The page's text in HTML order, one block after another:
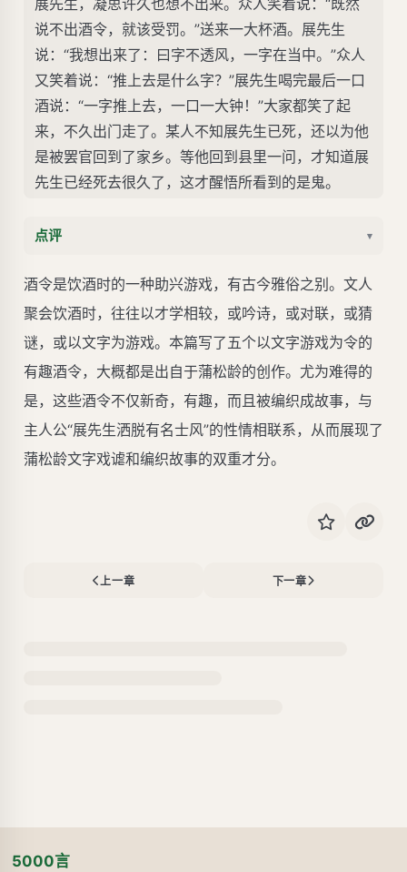
展先生，凝思许久也想不出来。众人笑着说：“既然
说不出酒令，就该受罚。”送来一大杯酒。展先生
说：“我想出来了：曰字不透风，一字在当中。”众人
又笑着说：“推上去是什么字？”展先生喝完最后一口
酒说：“一字推上去，一口一大钟！”大家都笑了起
来，不久出门走了。某人不知展先生已死，还以为他
是被罢官回到了家乡。等他回到县里一问，才知道展
先生已经死去很久了，这才醒悟所看到的是鬼。
点评 ▾
酒令是饮酒时的一种助兴游戏，有古今雅俗之别。文人
聚会饮酒时，往往以才学相较，或吟诗，或对联，或猜
谜，或以文字为游戏。本篇写了五个以文字游戏为令的
有趣酒令，大概都是出自于蒲松龄的创作。尤为难得的
是，这些酒令不仅新奇，有趣，而且被编织成故事，与
主人公“展先生洒脱有名士风”的性情相联系，从而展现了
蒲松龄文字戏谑和编织故事的双重才分。
上一章 下一章
5000言